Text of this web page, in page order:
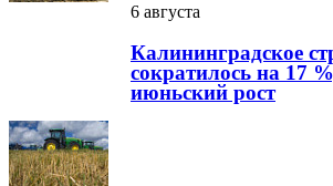
6 августа
Калининградское
сократилось на 17
июньский рост